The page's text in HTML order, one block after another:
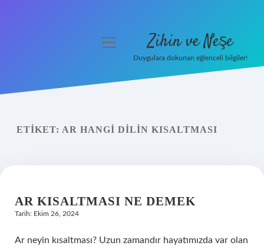
Yasal Uyarı
menüyü
Zihin ve Neşe
Duygulara dokunan eğlenceli bilgiler!
ETIKET: AR HANGI DILIN KISALTMASI
AR KISALTMASI NE DEMEK
Tarih: Ekim 26, 2024
Ar neyin kısaltması? Uzun zamandır hayatımızda var olan